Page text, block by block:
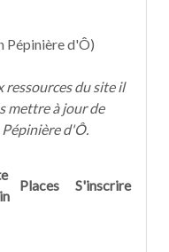
Pépinière d'Ô)
ressources du site il
mettre à jour de
d'Ô.
Places S'inscrire